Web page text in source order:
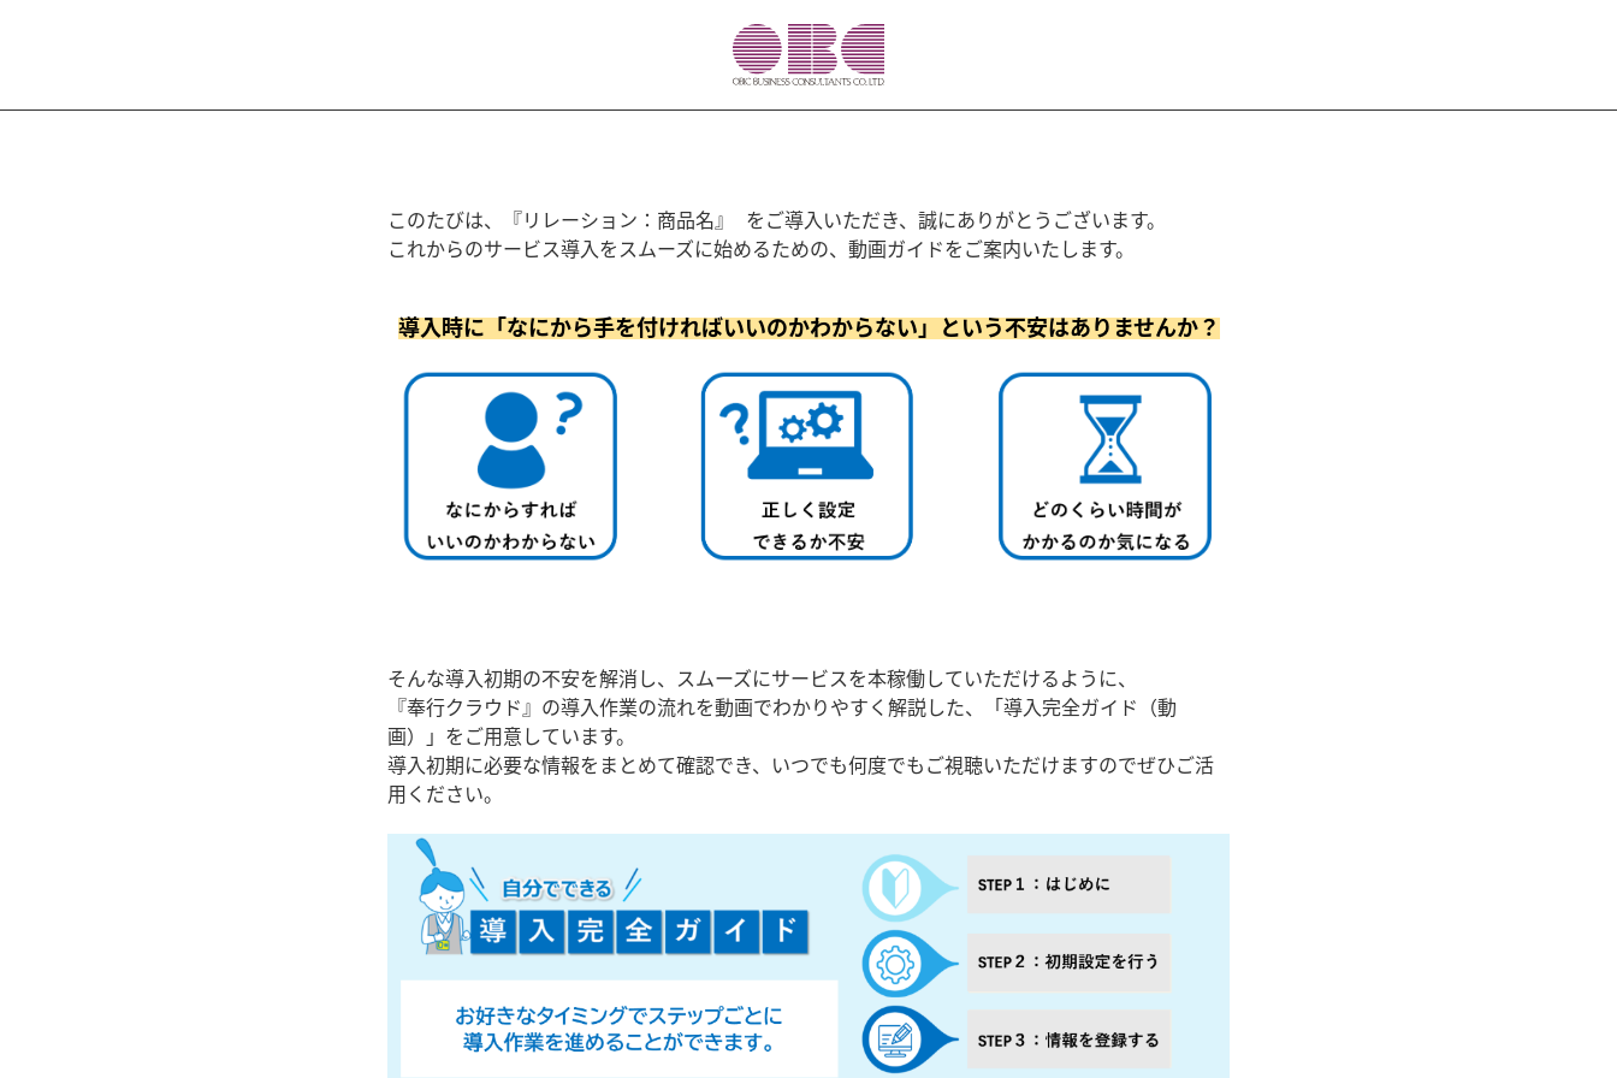
このたびは、『リレーション：商品名』 をご導入いただき、誠にありがとうございます。
これからのサービス導入をスムーズに始めるための、動画ガイドをご案内いたします。
導入時に「なにから手を付ければいいのかわからない」という不安はありませんか？
そんな導入初期の不安を解消し、スムーズにサービスを本稼働していただけるように、
『奉行クラウド』の導入作業の流れを動画でわかりやすく解説した、「導入完全ガイド（動
画）」をご用意しています。
導入初期に必要な情報をまとめて確認でき、いつでも何度でもご視聴いただけますのでぜひご活
用ください。